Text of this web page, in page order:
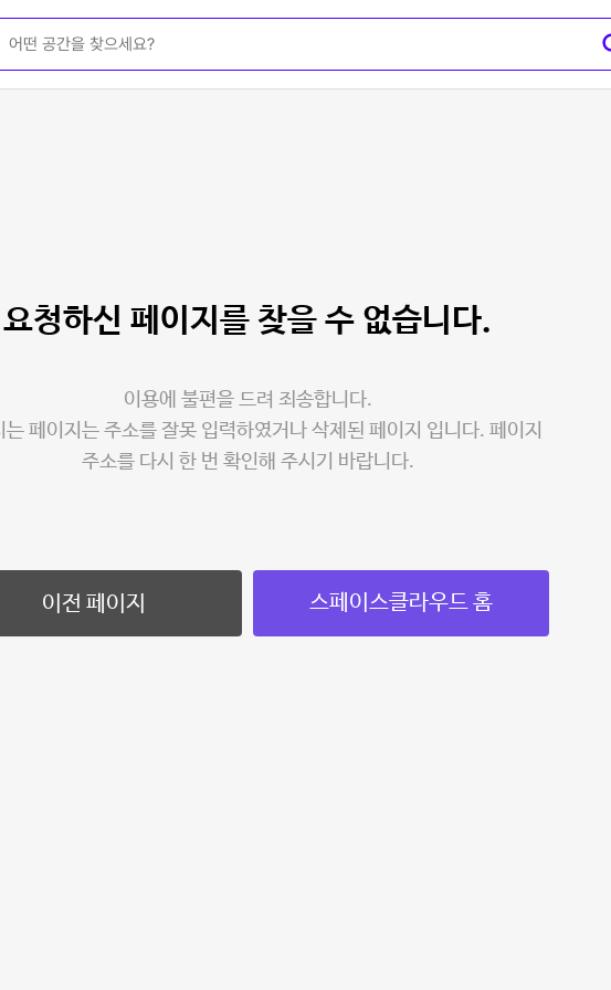
요청하신 페이지를 찾을 수 없습니다.
이용에 불편을 드려 죄송합니다.
는 페이지는 주소를 잘못 입력하였거나 삭제된 페이지 입니다. 페이지
주소를 다시 한 번 확인해 주시기 바랍니다.
이전 페이지 스페이스클라우드 홈